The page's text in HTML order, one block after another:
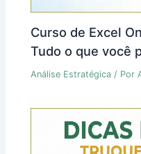
Curso de Excel
Tudo o que você
Análise Estratégica / Por